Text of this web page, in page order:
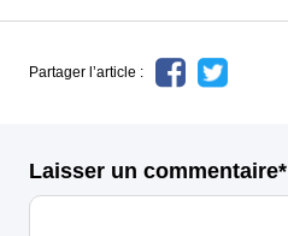
Partager l’article :
Laisser un commentaire*